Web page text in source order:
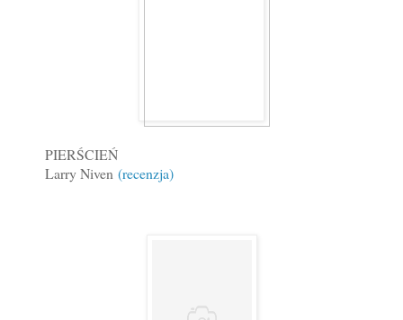
PIERŚCIEŃ
Larry Niven (recenzja)